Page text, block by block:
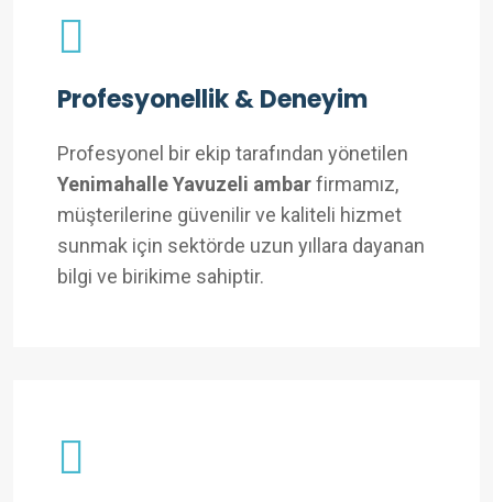
Profesyonellik & Deneyim
Profesyonel bir ekip tarafından yönetilen
Yenimahalle Yavuzeli ambarfirmamız,
müşterilerine güvenilir ve kaliteli hizmet
sunmak için sektörde uzun yıllara dayanan
bilgi ve birikime sahiptir.